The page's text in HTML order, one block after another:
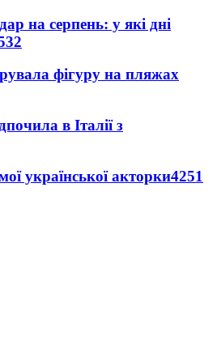
на серпень: у які дні
фігуру на пляжах
в Італії з
української акторки4251